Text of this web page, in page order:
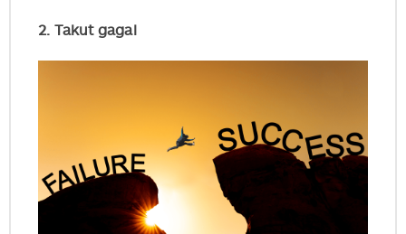
2. Takut gagal